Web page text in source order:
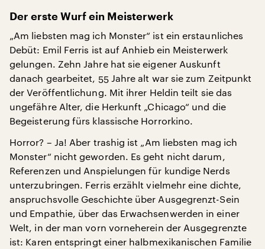
Der erste Wurf ein Meisterwerk
„Am liebsten mag ich Monster“ ist ein erstaunliches
Debüt: Emil Ferris ist auf Anhieb ein Meisterwerk
gelungen. Zehn Jahre hat sie eigener Auskunft
danach gearbeitet, 55 Jahre alt war sie zum Zeitpunkt
der Veröffentlichung. Mit ihrer Heldin teilt sie das
ungefähre Alter, die Herkunft „Chicago“ und die
Begeisterung fürs klassische Horrorkino.
Horror? – Ja! Aber trashig ist „Am liebsten mag ich
Monster“ nicht geworden. Es geht nicht darum,
Referenzen und Anspielungen für kundige Nerds
unterzubringen. Ferris erzählt vielmehr eine dichte,
anspruchsvolle Geschichte über Ausgegrenzt-Sein
und Empathie, über das Erwachsenwerden in einer
Welt, in der man vorn vorneherein der Ausgegrenzte
ist: Karen entspringt einer halbmexikanischen Familie